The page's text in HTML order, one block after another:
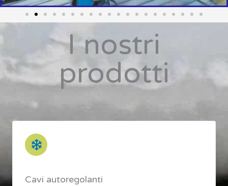
I nostri
prodotti
Cavi autoregolanti